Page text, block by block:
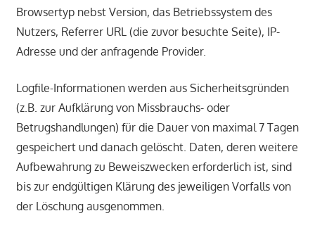
Browsertyp nebst Version, das Betriebssystem des
Nutzers, Referrer URL (die zuvor besuchte Seite), IP-
Adresse und der anfragende Provider.
Logfile-Informationen werden aus Sicherheitsgründen
(z.B. zur Aufklärung von Missbrauchs- oder
Betrugshandlungen) für die Dauer von maximal 7 Tagen
gespeichert und danach gelöscht. Daten, deren weitere
Aufbewahrung zu Beweiszwecken erforderlich ist, sind
bis zur endgültigen Klärung des jeweiligen Vorfalls von
der Löschung ausgenommen.